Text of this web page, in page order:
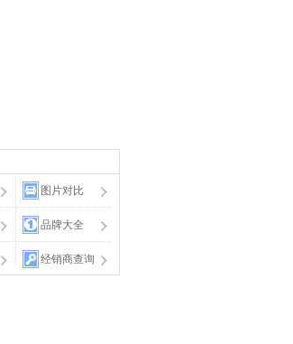
图片对比
品牌大全
经销商查询